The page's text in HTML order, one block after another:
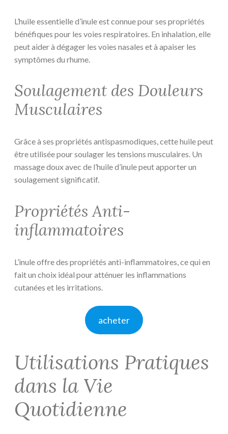
L’huile essentielle d’inule est connue pour ses propriétés
bénéfiques pour les voies respiratoires. En inhalation, elle
peut aider à dégager les voies nasales et à apaiser les
symptômes du rhume.
Soulagement des Douleurs
Musculaires
Grâce à ses propriétés antispasmodiques, cette huile peut
être utilisée pour soulager les tensions musculaires. Un
massage doux avec de l’huile d’inule peut apporter un
soulagement significatif.
Propriétés Anti-
inflammatoires
L’inule offre des propriétés anti-inflammatoires, ce qui en
fait un choix idéal pour atténuer les inflammations
cutanées et les irritations.
acheter
Utilisations Pratiques
dans la Vie
Quotidienne